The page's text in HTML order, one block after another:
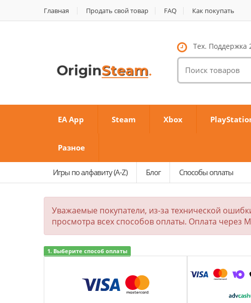
Главная Продать свой товар FAQ Как покупать
Тех. Поддержка
Поиск
товаров:
EA App Steam Xbox
Разное
Игры по алфавиту (A-Z) Блог Способы оплаты
Уважаемые покупатели, из-за технической
просмотра всех способов оплаты. Оплата через
1. Выберите способ оплаты